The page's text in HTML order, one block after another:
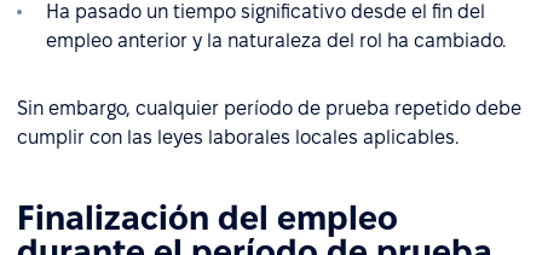
Ha pasado un tiempo significativo desde el fin del
empleo anterior y la naturaleza del rol ha cambiado.
Sin embargo, cualquier período de prueba repetido debe
cumplir con las leyes laborales locales aplicables.
Finalización del empleo